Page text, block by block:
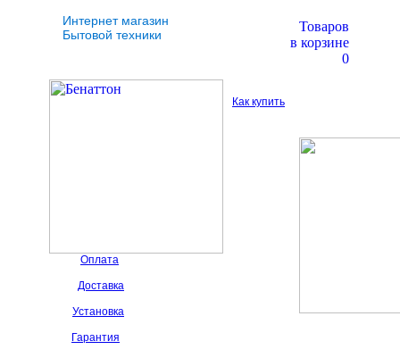
Интернет магазин
Бытовой техники
Товаров
в корзине
0
Как купить
Оплата
Доставка
Установка
Гарантия